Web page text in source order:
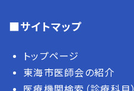
■サイトマップ
トップページ
東海市医師会の紹介